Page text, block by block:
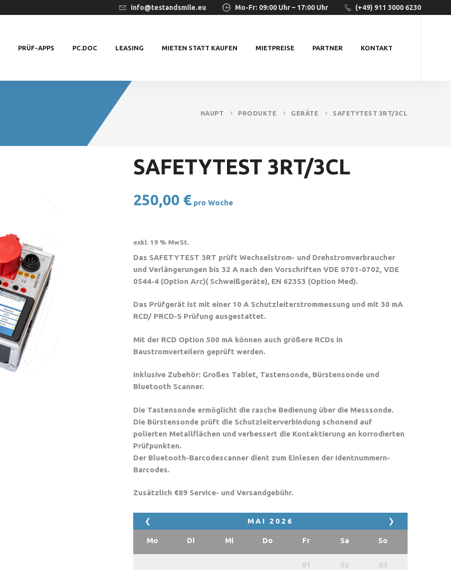
info@testandsmile.eu Mo-Fr: 09:00 Uhr – 17:00 Uhr (+49) 911 3000 6230
PRÜF-APPS PC.DOC LEASING MIETEN STATT KAUFEN MIETPREISE PARTNER KONTAKT
HAUPT PRODUKTE GERÄTE SAFETYTEST 3RT/3CL
SAFETYTEST 3RT/3CL
250,00 € pro Woche
exkl. 19 % MwSt.
Das SAFETYTEST 3RT prüft Wechselstrom- und Drehstromverbraucher
und Verlängerungen bis 32 A nach den Vorschriften VDE 0701-0702, VDE
0544-4 (Option Arc)( Schweißgeräte), EN 62353 (Option Med).
Das Prüfgerät ist mit einer 10 A Schutzleiterstrommessung und mit 30 mA
RCD/ PRCD-S Prüfung ausgestattet.
Mit der RCD Option 500 mA können auch größere RCDs in
Baustromverteilern geprüft werden.
Inklusive Zubehör: Großes Tablet, Tastensonde, Bürstensonde und
Bluetooth Scanner.
Die Tastensonde ermöglicht die rasche Bedienung über die Messsonde.
Die Bürstensonde prüft die Schutzleiterverbindung schonend auf
polierten Metallflächen und verbessert die Kontaktierung an korrodierten
Prüfpunkten.
Der Bluetooth-Barcodescanner dient zum Einlesen der Identnummern-
Barcodes.
Zusätzlich €89 Service- und Versandgebühr.
❮ ❯
MAI 2026
Mo Di Mi Do Fr Sa So
01 02 03